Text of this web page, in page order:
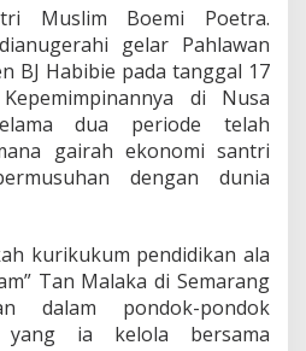
Muslim Boemi Poetra.
gelar Pahlawan
BJ Habibie pada tanggal 17
di Nusa
dua periode telah
gairah ekonomi santri
dengan dunia
kurikukum pendidikan ala
Tan Malaka di Semarang
dalam pondok-pondok
yang ia kelola bersama